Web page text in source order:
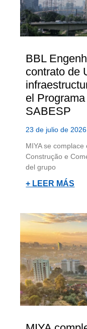
BBL
contrato de
el
SABESP
23 de julio de 2026
MIYA se complace
Construção e
del grupo
+ LEER MÁS